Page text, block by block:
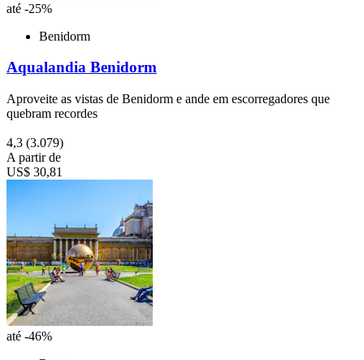
até -25%
Benidorm
Aqualandia Benidorm
Aproveite as vistas de Benidorm e ande em escorregadores que
quebram recordes
4,3 (3.079)
A partir de
US$ 30,81
até -46%